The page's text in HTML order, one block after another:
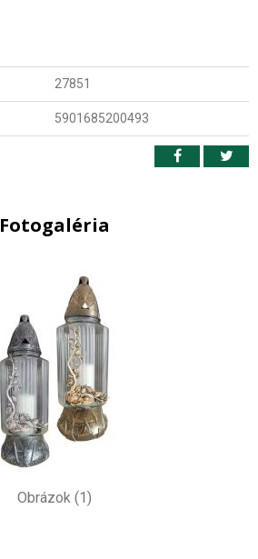
27851
5901685200493
Fotogaléria
Obrázok (1)